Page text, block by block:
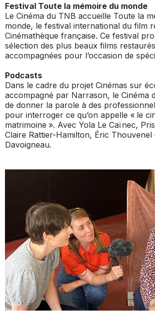
Festival Toute la mémoire du monde
Le Cinéma du TNB accueille Toute la
monde, le festival international du film
Cinémathèque française. Ce festival
sélection des plus beaux films
accompagnées pour l’occasion de
Podcasts
Dans le cadre du projet Cinémas sur
accompagné par Narrason, le Cinéma
de donner la parole à des
pour interroger ce qu’on appelle « le
matrimoine ». Avec Yola Le Caïnec,
Claire Rattier-Hamilton, Éric Thouvenel
Davoigneau.